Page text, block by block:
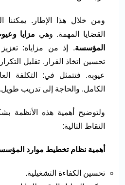
ومن خلال هذا الإطار.
القضايا المهمة. وهي مزايا
المؤسسة. إذ من مزاياه: تعزيز
تحسين اتخاذ القرار. تقليل
عيوبه. فتتمثل في: التكلفة
الكامل. والحاجة إلى تدريب طويل.
ولتوضيح أهمية هذه الأنظمة
النقاط التالية:
أهمية نظام تخطيط موارد
تحسين الكفاءة التشغيلية.